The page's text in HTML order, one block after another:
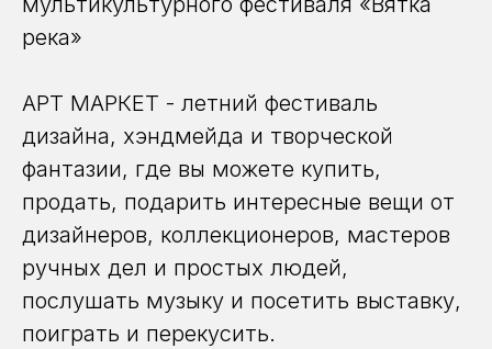
река»
АРТ МАРКЕТ - летний фестиваль
дизайна, хэндмейда и творческой
фантазии, где вы можете купить,
продать, подарить интересные вещи от
дизайнеров, коллекционеров, мастеров
ручных дел и простых людей,
послушать музыку и посетить выставку,
поиграть и перекусить.